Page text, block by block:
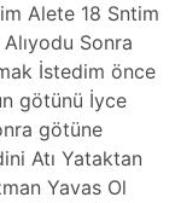
Alete 18 Sntim
Sonra
İstedim önce
götünü İyce
götüne
Atı Yataktan
Yavas Ol